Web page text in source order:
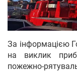
За інформацією
на виклик
пожежно-